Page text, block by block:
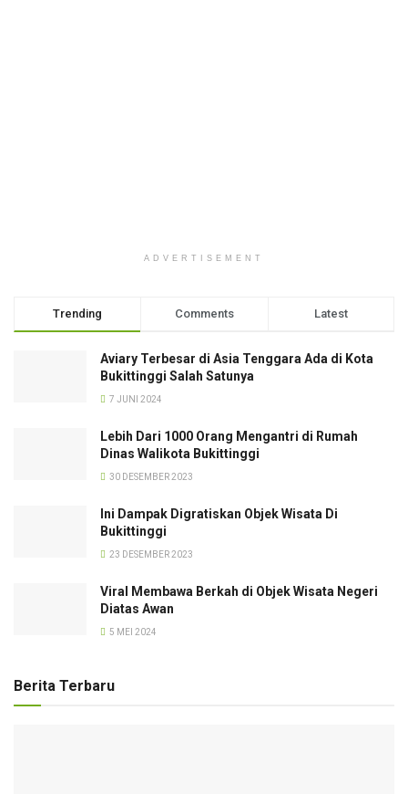
ADVERTISEMENT
Trending Comments Latest
Aviary Terbesar di Asia Tenggara Ada di Kota
Bukittinggi Salah Satunya
7 JUNI 2024
Lebih Dari 1000 Orang Mengantri di Rumah
Dinas Walikota Bukittinggi
30 DESEMBER 2023
Ini Dampak Digratiskan Objek Wisata Di
Bukittinggi
23 DESEMBER 2023
Viral Membawa Berkah di Objek Wisata Negeri
Diatas Awan
5 MEI 2024
Berita Terbaru